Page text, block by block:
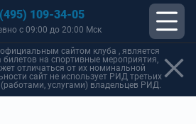
109-34-05
с 09:00 до 20:00 Мск
сайтом клуба , является
на спортивные мероприятия,
отличаться от их номинальной
сайт не использует РИД третьих
услугами) владельцев РИД.